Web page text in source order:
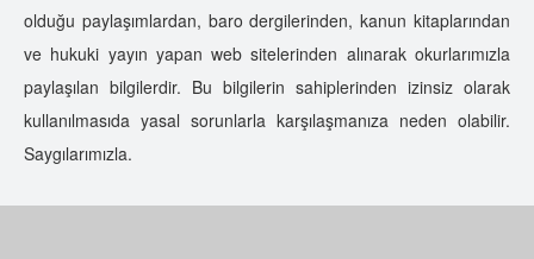
olduğu paylaşımlardan, baro dergilerinden, kanun kitaplarından
ve hukuki yayın yapan web sitelerinden alınarak okurlarımızla
paylaşılan bilgilerdir. Bu bilgilerin sahiplerinden izinsiz olarak
kullanılmasıda yasal sorunlarla karşılaşmanıza neden olabilir.
Saygılarımızla.